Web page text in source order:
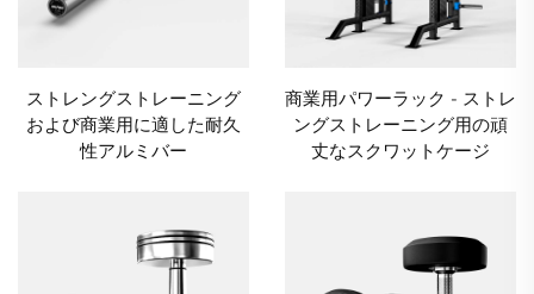
ストレングストレーニング
および商業用に適した耐久
性アルミバー
商業用パワーラック - ストレ
ングストレーニング用の頑
丈なスクワットケージ